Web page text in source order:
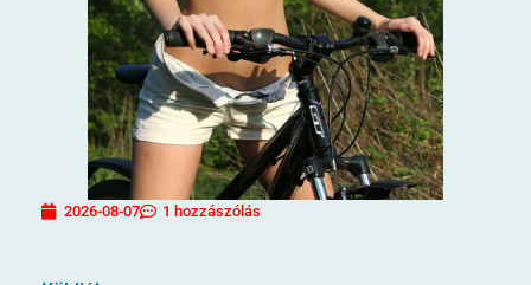
2026-08-07 1 hozzászólás